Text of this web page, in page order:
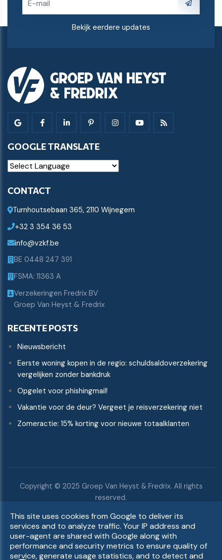
Bekijk eerdere updates
GOOGLE TRANSLATE
CONTACT
Turnhoutsebaan 365, 2110 Wijnegem
+32 3 354 36 53
info@vzkf.be
BE 0448 247 391
FSMA: 11363 A
Verzekeringen Fredrix BV
Groep Van Heyst & Fredrix
RECENTE POSTS
Nieuwsbericht
Eerste woning kopen in de regio: schuldsaldoverzekering
vergelijken zonder bankdruk
Opgelet voor phishingmail!
Vakantie voor de deur? Vergeet je reisverzekering niet
Zomeractie: 15% korting voor nieuwe totaalklanten
Copyright © 2025 Groep Van Heyst & Fredrix. All rights
reserved.
GDPR Remuneratiebeleid |Belangenconflictenbeleid
Duurzaamheidsbeleid|UP-TO-DATE WebDesign
This site uses cookies from Google to deliver its
services and to analyze traffic. Your IP address and
user-agent are shared with Google along with
performance and security metrics to ensure quality of
service, generate usage statistics, and to detect and